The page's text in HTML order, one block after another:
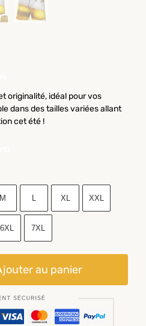
originalité, idéal pour vos
dans des tailles variées allant
cet été !
M XL XXL
6XL 7XL
au panier